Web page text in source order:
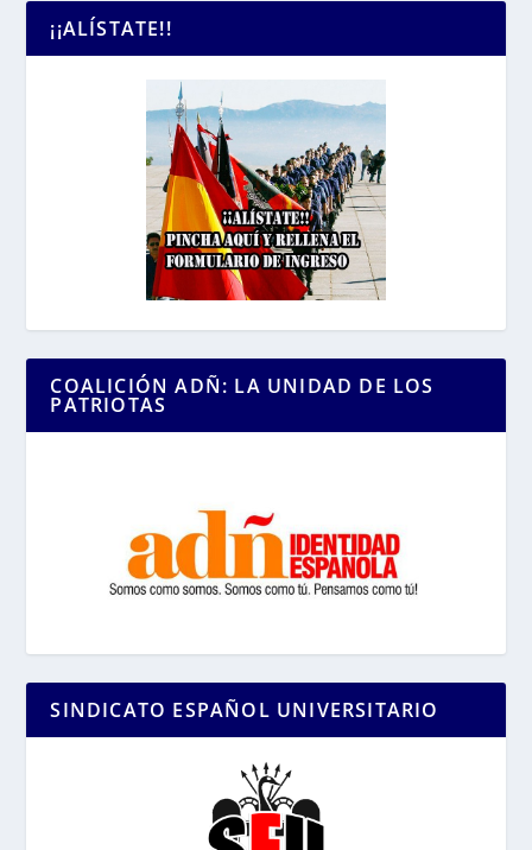
¡¡ALÍSTATE!!
COALICIÓN ADÑ: LA UNIDAD DE LOS
PATRIOTAS
SINDICATO ESPAÑOL UNIVERSITARIO